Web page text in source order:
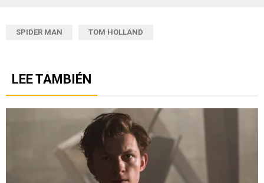
SPIDER MAN TOM HOLLAND
LEE TAMBIÉN